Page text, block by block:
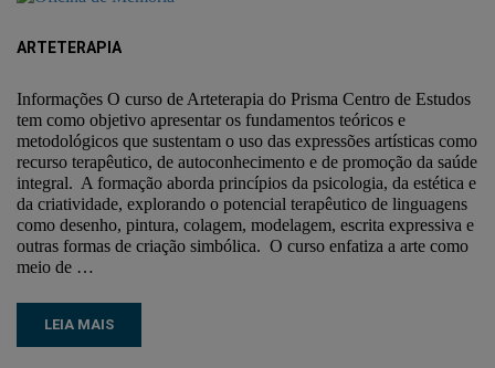
ARTETERAPIA
Informações O curso de Arteterapia do Prisma Centro de Estudos
tem como objetivo apresentar os fundamentos teóricos e
metodológicos que sustentam o uso das expressões artísticas como
recurso terapêutico, de autoconhecimento e de promoção da saúde
integral. A formação aborda princípios da psicologia, da estética e
da criatividade, explorando o potencial terapêutico de linguagens
como desenho, pintura, colagem, modelagem, escrita expressiva e
outras formas de criação simbólica. O curso enfatiza a arte como
meio de …
LEIA MAIS